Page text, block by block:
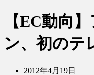
【EC動向
ン、初のテ
2012年4月19日